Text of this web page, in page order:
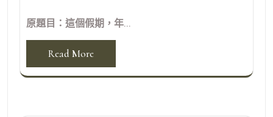
原題目：這個假期，年...
Read More